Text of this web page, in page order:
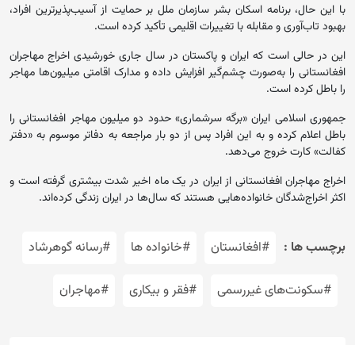
با این حال، برنامه اسکان بشر سازمان ملل بر حمایت از آسیب‌پذیرترین افراد،
بهبود تاب‌آوری و مقابله با تغییرات اقلیمی تأکید کرده است.
این در حالی است که ایران و پاکستان در سال جاری خورشیدی اخراج مهاجران
افغانستانی را به‌صورت چشم‌گیر افزایش داده و مدارک اقامتی میلیون‌ها مهاجر
را باطل کرده است.
جمهوری اسلامی ایران «برگه سرشماری» حدود دو میلیون مهاجر افغانستانی را
باطل اعلام کرده و به این افراد پس از دو بار مراجعه به دفاتر موسوم به «دفتر
کفالت» کارت خروج می‌دهد.
اخراج مهاجران افغانستانی از ایران در یک ماه اخیر شدت بیشتری گرفته است و
اکثر اخراج‌شدگان خانواده‌هایی هستند که سال‌ها در ایران زندگی کرده‌اند.
برچسب ها : #افغانستان #خانواده ها #رسانه گوهرشاد
#سکونت‌های غیررسمی #فقر و بیکاری #مهاجران